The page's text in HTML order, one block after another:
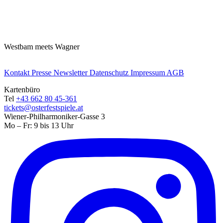
Westbam meets Wagner
Kontakt Presse NewsletterDatenschutz Impressum AGB
Kartenbüro
Tel +43 662 80 45-361
tickets@osterfestspiele.at
Wiener-Philharmoniker-Gasse 3
Mo – Fr: 9 bis 13 Uhr